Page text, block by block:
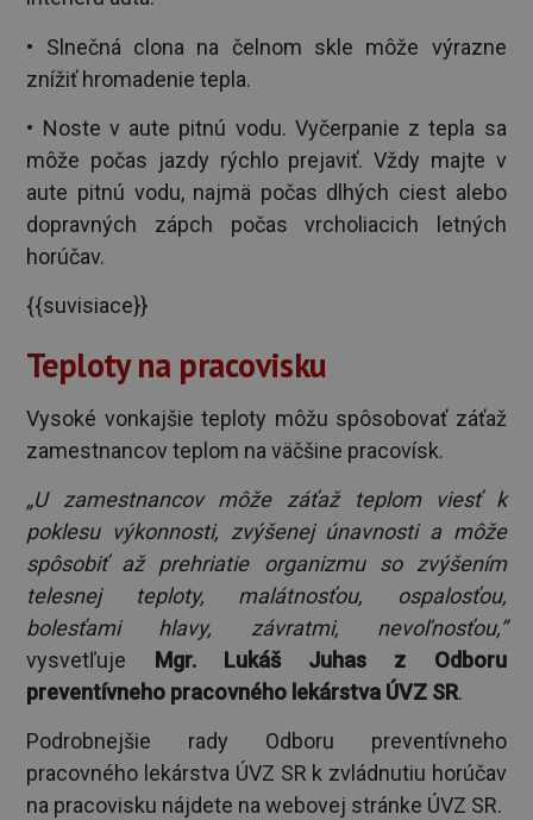
• Slnečná clona na čelnom skle môže výrazne
znížiť hromadenie tepla.
• Noste v aute pitnú vodu. Vyčerpanie z tepla sa
môže počas jazdy rýchlo prejaviť. Vždy majte v
aute pitnú vodu, najmä počas dlhých ciest alebo
dopravných zápch počas vrcholiacich letných
horúčav.
{{suvisiace}}
Teploty na pracovisku
Vysoké vonkajšie teploty môžu spôsobovať záťaž
zamestnancov teplom na väčšine pracovísk.
„U zamestnancov môže záťaž teplom viesť k
poklesu výkonnosti, zvýšenej únavnosti a môže
spôsobiť až prehriatie organizmu so zvýšením
telesnej teploty, malátnosťou, ospalosťou,
bolesťami hlavy, závratmi, nevoľnosťou,”
vysvetľuje Mgr. Lukáš Juhas z Odboru
preventívneho pracovného lekárstva ÚVZ SR.
Podrobnejšie rady Odboru preventívneho
pracovného lekárstva ÚVZ SR k zvládnutiu horúčav
na pracovisku nájdete na webovej stránke ÚVZ SR.